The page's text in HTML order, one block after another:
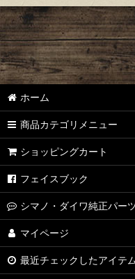
ホーム
商品カテゴリメニュー
ショッピングカート
フェイスブック
シマノ・ダイワ純正パー
マイページ
最近チェックしたアイテ